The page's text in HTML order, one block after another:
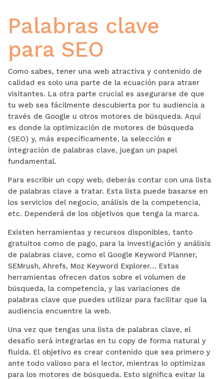
Palabras clave
para SEO
Como sabes, tener una web atractiva y contenido de
calidad es solo una parte de la ecuación para atraer
visitantes. La otra parte crucial es asegurarse de que
tu web sea fácilmente descubierta por tu audiencia a
través de Google u otros motores de búsqueda. Aquí
es donde la optimización de motores de búsqueda
(SEO) y, más específicamente, la selección e
integración de palabras clave, juegan un papel
fundamental.
Para escribir un copy web, deberás contar con una lista
de palabras clave a tratar. Esta lista puede basarse en
los servicios del negocio, análisis de la competencia,
etc. Dependerá de los objetivos que tenga la marca.
Existen herramientas y recursos disponibles, tanto
gratuitos como de pago, para la investigación y análisis
de palabras clave, como el Google Keyword Planner,
SEMrush, Ahrefs, Moz Keyword Explorer… Estas
herramientas ofrecen datos sobre el volumen de
búsqueda, la competencia, y las variaciones de
palabras clave que puedes utilizar para facilitar que la
audiencia encuentre la web.
Una vez que tengas una lista de palabras clave, el
desafío será integrarlas en tu copy de forma natural y
fluida. El objetivo es crear contenido que sea primero y
ante todo valioso para el lector, mientras lo optimizas
para los motores de búsqueda. Esto significa evitar la